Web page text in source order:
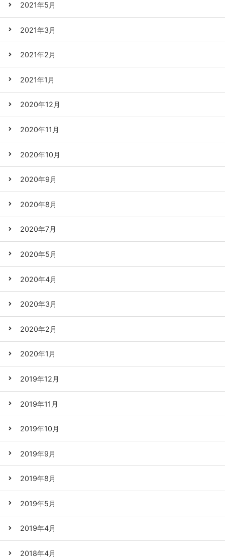
2021年5月
2021年3月
2021年2月
2021年1月
2020年12月
2020年11月
2020年10月
2020年9月
2020年8月
2020年7月
2020年5月
2020年4月
2020年3月
2020年2月
2020年1月
2019年12月
2019年11月
2019年10月
2019年9月
2019年8月
2019年5月
2019年4月
2018年4月